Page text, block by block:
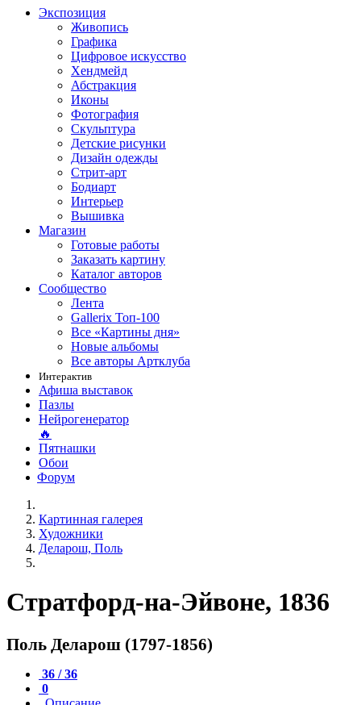
Экспозиция
Живопись
Графика
Цифровое искусство
Хендмейд
Абстракция
Иконы
Фотография
Скульптура
Детские рисунки
Дизайн одежды
Стрит-арт
Бодиарт
Интерьер
Вышивка
Магазин
Готовые работы
Заказать картину
Каталог авторов
Сообщество
Лента
Gallerix Топ-100
Все «Картины дня»
Новые альбомы
Все авторы Артклуба
Интерактив
Афиша выставок
Пазлы
Нейрогенератор
🔥
Пятнашки
Обои
Форум
Картинная галерея
Художники
Деларош, Поль
Стратфорд-на-Эйвоне, 1836
Поль Деларош (1797-1856)
36 / 36
0